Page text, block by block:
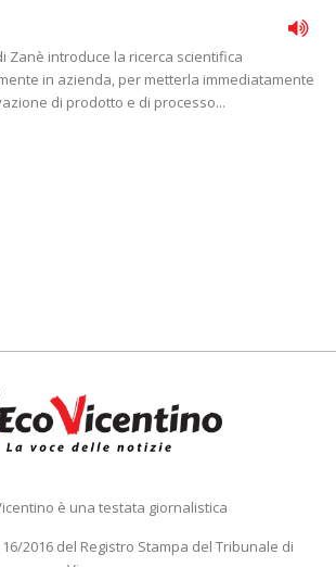
Zanè introduce la ricerca scientifica
in azienda, per metterla immediatamente
di prodotto e di processo...
Vicentino è una testata giornalistica
2016 del Registro Stampa del Tribunale di